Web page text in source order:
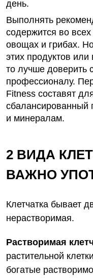
день.
Выполнять
содержится во
овощах и грибах.
этих продуктов
то лучше доверить
профессионалу.
Fitness составят
сбалансированный
и минералам.
2 ВИДА
ВАЖНО
Клетчатка бывает
нерастворимая.
Растворимая
растительной
богатые